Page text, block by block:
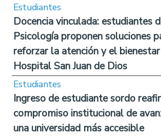
Estudiantes
Docencia vinculada: estudiantes
Psicología proponen soluciones
reforzar la atención y el
Hospital San Juan de Dios
Estudiantes
Ingreso de estudiante sordo
compromiso institucional de
una universidad más accesible